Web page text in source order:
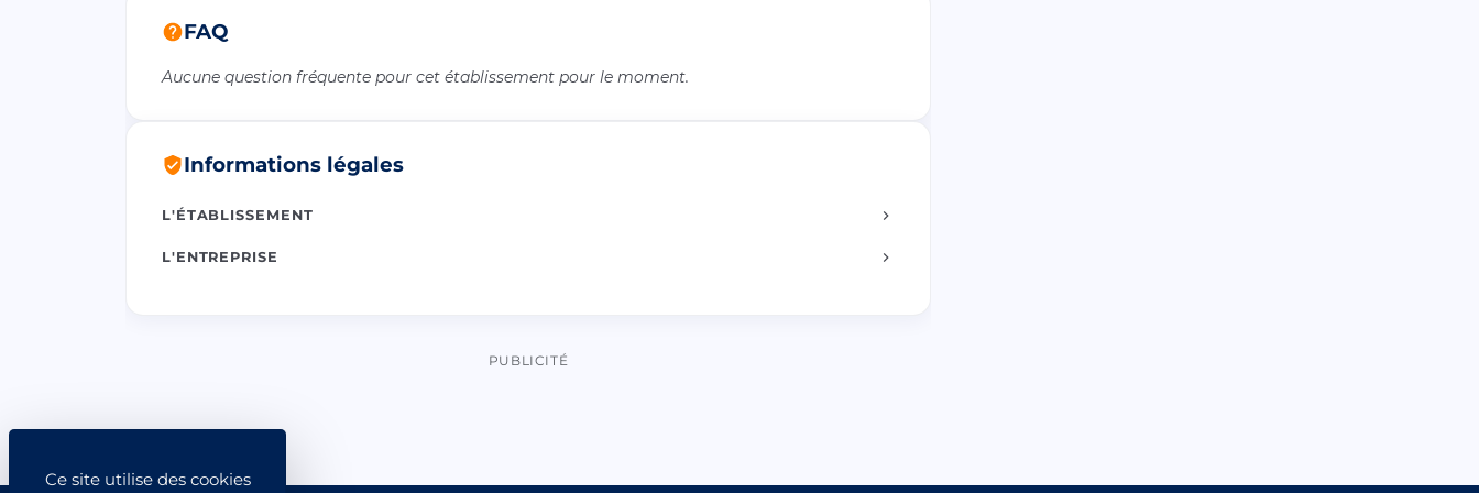
Ce site utilise des cookies
FAQ
Aucune question fréquente pour cet établissement pour le moment.
Informations légales
L'ÉTABLISSEMENT
L'ENTREPRISE
PUBLICITÉ